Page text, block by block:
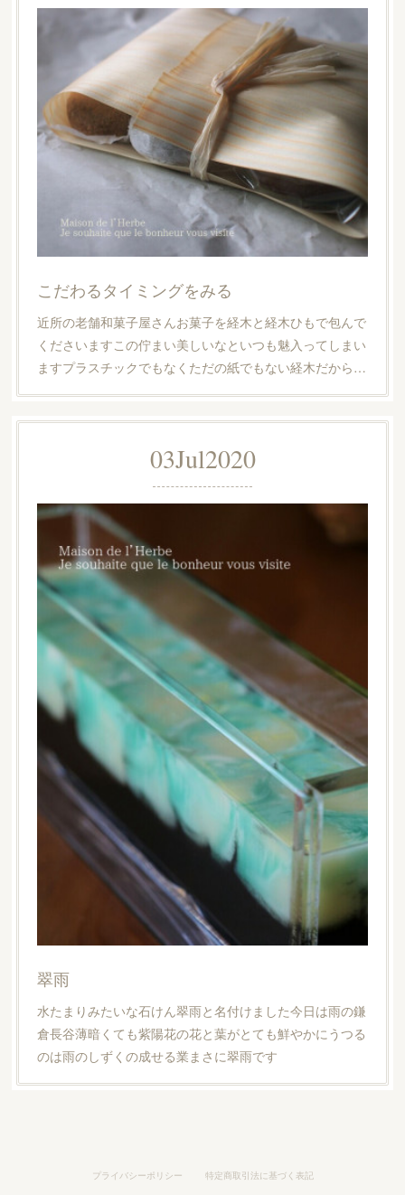
Botanical Paradeな風景
4人が集まればいろいろ巻き起こるもちろんいい意味で、
ですボタニカルパレードメンバーの打合せ風景をちらっと
ご紹介話したり作ったり写真を撮ったり動画を撮ったり…
こだわるタイミングをみる
近所の老舗和菓子屋さんお菓子を経木と経木ひもで包んで
くださいますこの佇まい美しいなといつも魅入ってしまい
ますプラスチックでもなくただの紙でもない経木だから…
03Jul2020
翠雨
水たまりみたいな石けん翠雨と名付けました今日は雨の鎌
倉長谷薄暗くても紫陽花の花と葉がとても鮮やかにうつる
のは雨のしずくの成せる業まさに翠雨です
プライバシーポリシー 特定商取引法に基づく表記